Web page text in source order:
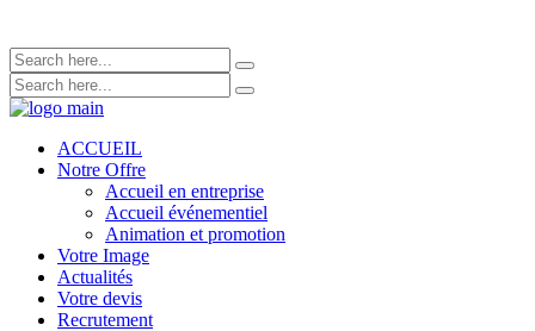
ACCUEIL
Notre Offre
Accueil en entreprise
Accueil événementiel
Animation et promotion
Votre Image
Actualités
Votre devis
Recrutement